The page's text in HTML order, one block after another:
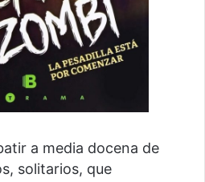
a media docena de
solitarios, que